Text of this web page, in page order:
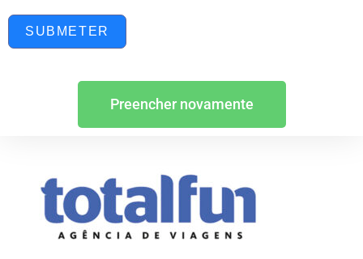
SUBMETER
Preencher novamente